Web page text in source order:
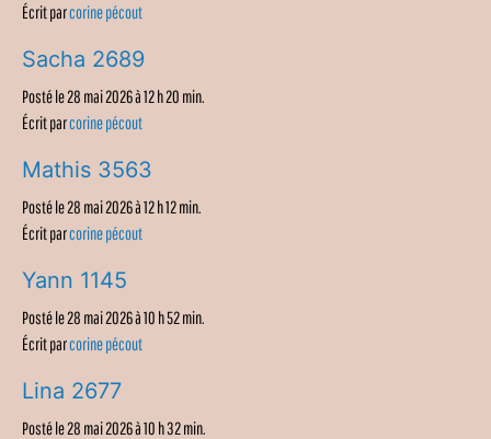
Écrit parcorine pécout
Sacha 2689
Posté le 28 mai 2026 à 12 h 20 min.
Écrit parcorine pécout
Mathis 3563
Posté le 28 mai 2026 à 12 h 12 min.
Écrit parcorine pécout
Yann 1145
Posté le 28 mai 2026 à 10 h 52 min.
Écrit parcorine pécout
Lina 2677
Posté le 28 mai 2026 à 10 h 32 min.